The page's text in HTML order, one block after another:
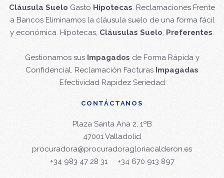
Cláusula Suelo Gasto Hipotecas. Reclamaciones Frente
a Bancos Eliminamos la cláusula suelo de una forma fácil
y económica. Hipotecas, Cláusulas Suelo, Preferentes.
Gestionamos sus Impagados de Forma Rápida y
Confidencial. Reclamación Facturas Impagadas
Efectividad Rapidez Seriedad
CONTÁCTANOS
Plaza Santa Ana 2, 1ºB
47001 Valladolid
procuradora@procuradoragloriacalderon.es
+34 983 47 28 31
+34 670 913 897